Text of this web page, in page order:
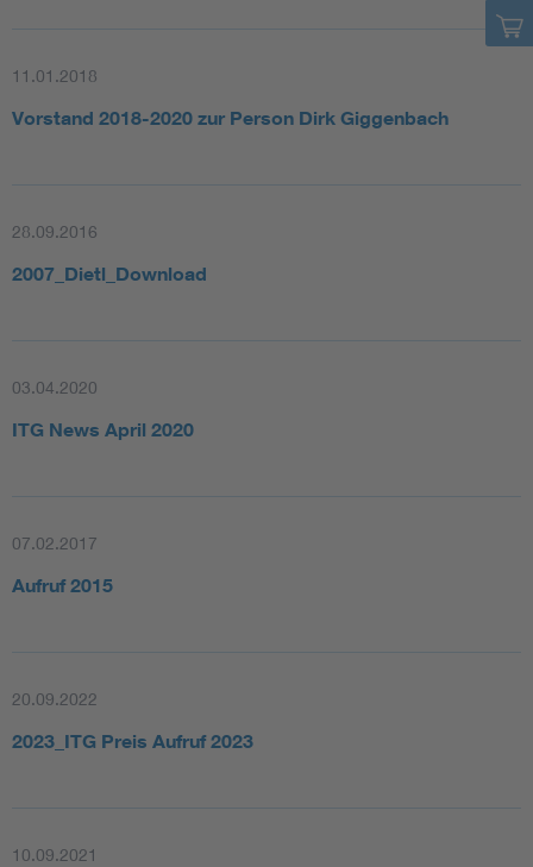
11.01.2018
Vorstand 2018-2020 zur Person Dirk Giggenbach
28.09.2016
2007_Dietl_Download
03.04.2020
ITG News April 2020
07.02.2017
Aufruf 2015
20.09.2022
2023_ITG Preis Aufruf 2023
10.09.2021